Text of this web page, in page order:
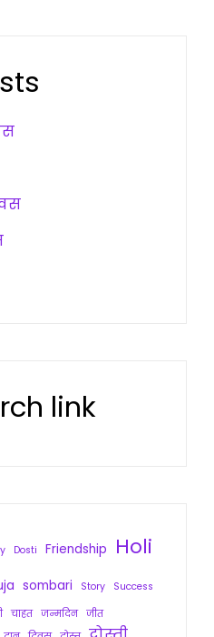
link
Dosti Friendship
Holi
sombari Story
Success
चाहत जन्मदिन जीत